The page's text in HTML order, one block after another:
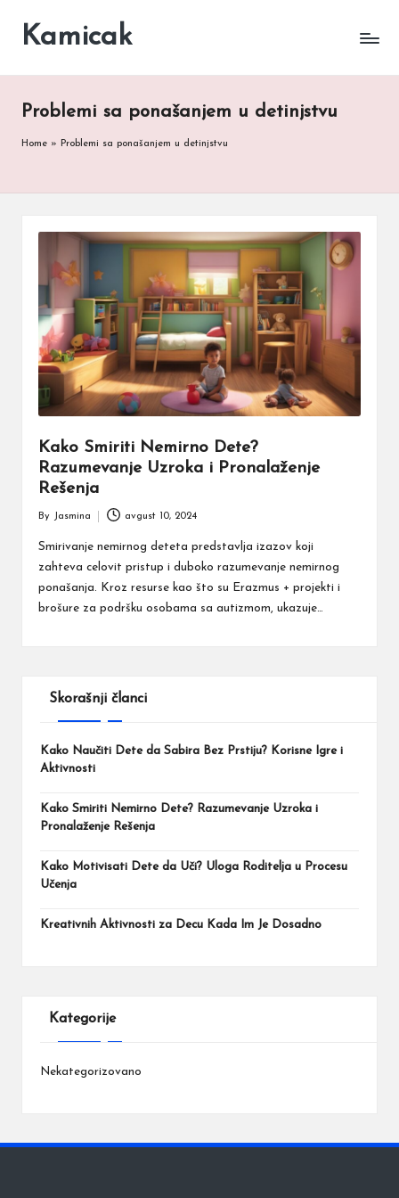
Kamicak
Problemi sa ponašanjem u detinjstvu
Home » Problemi sa ponašanjem u detinjstvu
Kako Smiriti Nemirno Dete?
Razumevanje Uzroka i Pronalaženje
Rešenja
by
By Jasmina avgust 10, 2024
Smirivanje nemirnog deteta predstavlja izazov koji
zahteva celovit pristup i duboko razumevanje nemirnog
ponašanja. Kroz resurse kao što su Erazmus + projekti i
brošure za podršku osobama sa autizmom, ukazuje…
Skorašnji članci
Kako Naučiti Dete da Sabira Bez Prstiju? Korisne Igre i
Aktivnosti
Kako Smiriti Nemirno Dete? Razumevanje Uzroka i
Pronalaženje Rešenja
Kako Motivisati Dete da Uči? Uloga Roditelja u Procesu
Učenja
Kreativnih Aktivnosti za Decu Kada Im Je Dosadno
Kategorije
Nekategorizovano